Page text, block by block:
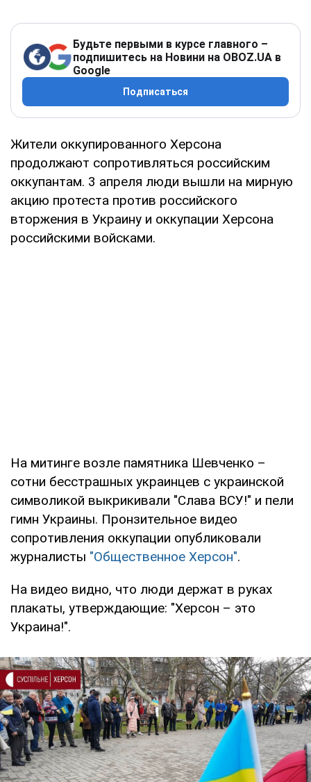
Будьте первыми в курсе главного –
подпишитесь на Новини на OBOZ.UA в
Google
Подписаться
Жители оккупированного Херсона
продолжают сопротивляться российским
оккупантам. 3 апреля люди вышли на мирную
акцию протеста против российского
вторжения в Украину и оккупации Херсона
российскими войсками.
На митинге возле памятника Шевченко –
сотни бесстрашных украинцев с украинской
символикой выкрикивали "Слава ВСУ!" и пели
гимн Украины. Пронзительное видео
сопротивления оккупации опубликовали
журналисты "Общественное Херсон".
На видео видно, что люди держат в руках
плакаты, утверждающие: "Херсон – это
Украина!".